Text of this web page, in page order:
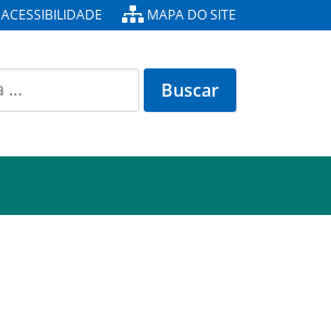
ACESSIBILIDADE MAPA DO SITE